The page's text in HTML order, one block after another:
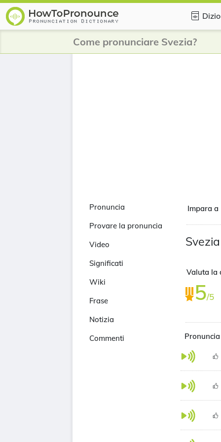
Come pronunciare Svezia?
Pronuncia
Provare la pronuncia
Video
Significati
Wiki
Frase
Notizia
Commenti
Impara a
Svezia
Valuta la
5/5